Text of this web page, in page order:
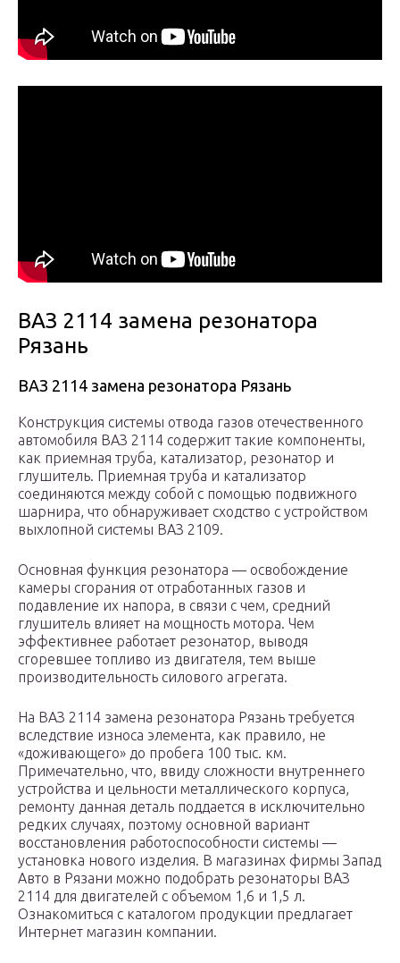
ВАЗ 2114 замена резонатора
Рязань
ВАЗ 2114 замена резонатора Рязань
Конструкция системы отвода газов отечественного
автомобиля ВАЗ 2114 содержит такие компоненты,
как приемная труба, катализатор, резонатор и
глушитель. Приемная труба и катализатор
соединяются между собой с помощью подвижного
шарнира, что обнаруживает сходство с устройством
выхлопной системы ВАЗ 2109.
Основная функция резонатора — освобождение
камеры сгорания от отработанных газов и
подавление их напора, в связи с чем, средний
глушитель влияет на мощность мотора. Чем
эффективнее работает резонатор, выводя
сгоревшее топливо из двигателя, тем выше
производительность силового агрегата.
На ВАЗ 2114 замена резонатора Рязань требуется
вследствие износа элемента, как правило, не
«доживающего» до пробега 100 тыс. км.
Примечательно, что, ввиду сложности внутреннего
устройства и цельности металлического корпуса,
ремонту данная деталь поддается в исключительно
редких случаях, поэтому основной вариант
восстановления работоспособности системы —
установка нового изделия. В магазинах фирмы Запад
Авто в Рязани можно подобрать резонаторы ВАЗ
2114 для двигателей с объемом 1,6 и 1,5 л.
Ознакомиться с каталогом продукции предлагает
Интернет магазин компании.